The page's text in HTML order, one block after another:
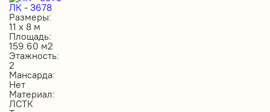
ЛК - 3678
Размеры:
11 х 8 м
Площадь:
159.60 м2
Этажность:
2
Мансарда:
Нет
Материал:
ЛСТК